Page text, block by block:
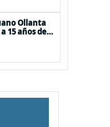
Ollanta
15 años de
su